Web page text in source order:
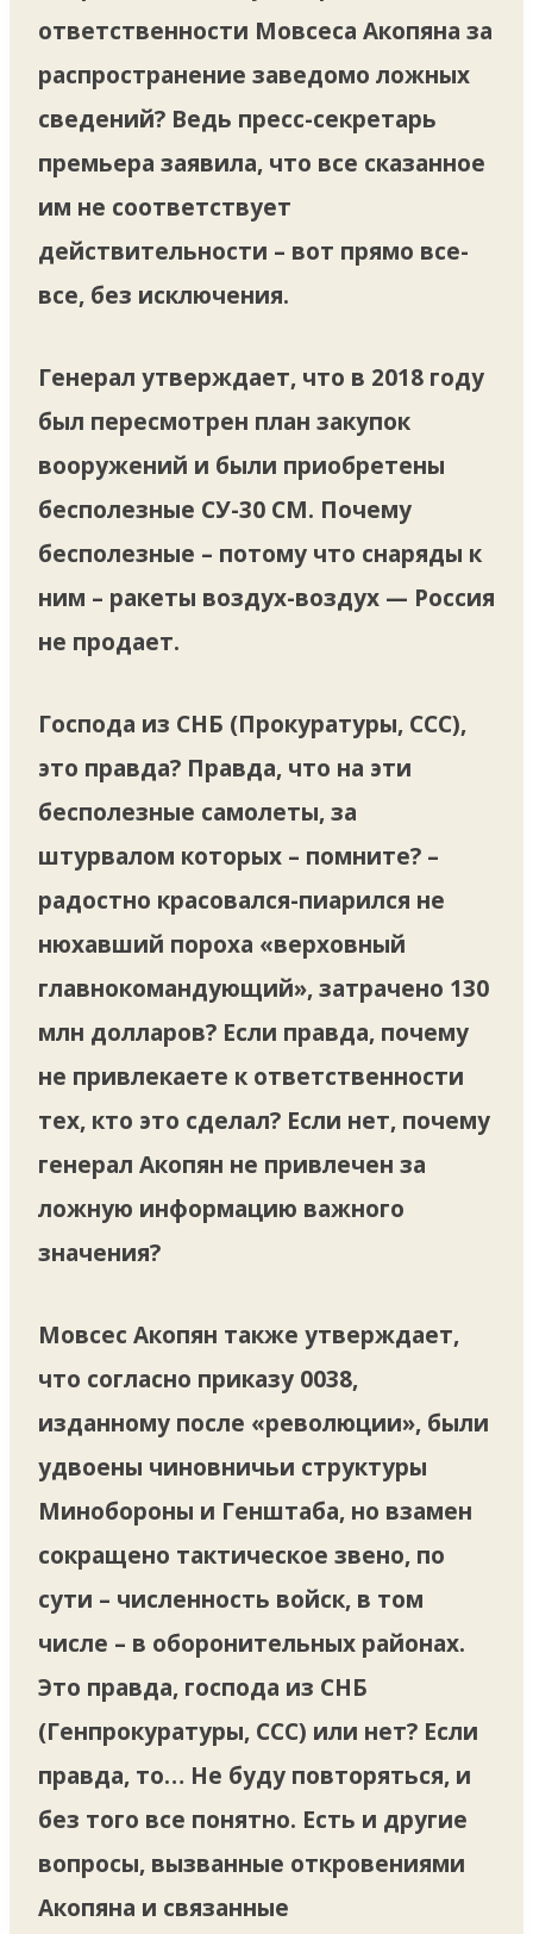
ответственности Мовсеса Акопяна за
распространение заведомо ложных
сведений? Ведь пресс-секретарь
премьера заявила, что все сказанное
им не соответствует
действительности – вот прямо все-
все, без исключения.
Генерал утверждает, что в 2018 году
был пересмотрен план закупок
вооружений и были приобретены
бесполезные СУ-30 СМ. Почему
бесполезные – потому что снаряды к
ним – ракеты воздух-воздух — Россия
не продает.
Господа из СНБ (Прокуратуры, ССС),
это правда? Правда, что на эти
бесполезные самолеты, за
штурвалом которых – помните? –
радостно красовался-пиарился не
нюхавший пороха «верховный
главнокомандующий», затрачено 130
млн долларов? Если правда, почему
не привлекаете к ответственности
тех, кто это сделал? Если нет, почему
генерал Акопян не привлечен за
ложную информацию важного
значения?
Мовсес Акопян также утверждает,
что согласно приказу 0038,
изданному после «революции», были
удвоены чиновничьи структуры
Минобороны и Генштаба, но взамен
сокращено тактическое звено, по
сути – численность войск, в том
числе – в оборонительных районах.
Это правда, господа из СНБ
(Генпрокуратуры, ССС) или нет? Если
правда, то… Не буду повторяться, и
без того все понятно. Есть и другие
вопросы, вызванные откровениями
Акопяна и связанные